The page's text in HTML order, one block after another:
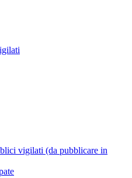
vigilati (da pubblicare in